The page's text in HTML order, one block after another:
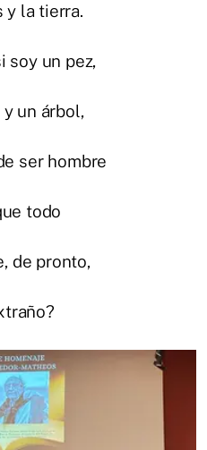
y la tierra.
soy un pez,
un árbol,
ser hombre
todo
de pronto,